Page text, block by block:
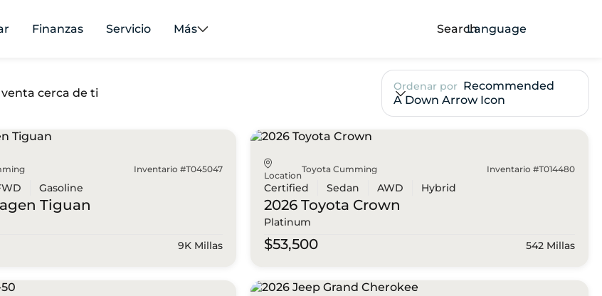
Finanzas Servicio Más SearchLanguage
venta cerca de ti Ordenar por Recommended
A Down Arrow Icon
Inventario #T045047
Gasoline
Tiguan
9K Millas
Location
Toyota Cumming Inventario #T014480
Certified Sedan AWD Hybrid
2026 Toyota Crown
Platinum
$53,500 542 Millas